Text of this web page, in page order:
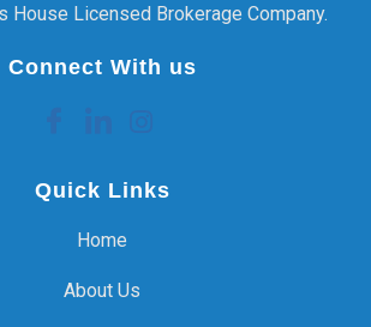
House Licensed Brokerage Company.
Connect With us
Quick Links
Home
About Us